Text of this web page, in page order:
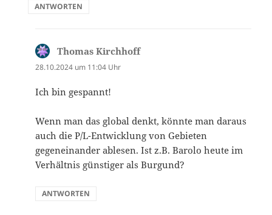
ANTWORTEN
Thomas Kirchhoffsagt:
28.10.2024 um 11:04 Uhr
Ich bin gespannt!
Wenn man das global denkt, könnte man daraus
auch die P/L-Entwicklung von Gebieten
gegeneinander ablesen. Ist z.B. Barolo heute im
Verhältnis günstiger als Burgund?
ANTWORTEN